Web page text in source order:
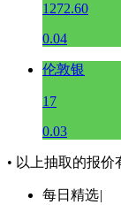
1272.60
0.04
伦敦银
17
0.03
• 以上抽取的报价
每日精选|